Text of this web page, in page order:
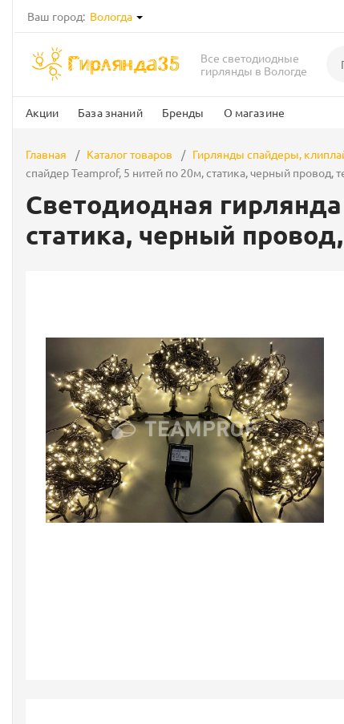
Ваш город: Вологда
Все светодиодные
гирлянды в Вологде
Акции База знаний Бренды О магазине
Главная Каталог товаров Гирлянды спайдеры,
спайдер Teamprof, 5 нитей по 20м, статика, черный провод,
Светодиодная
статика, черный